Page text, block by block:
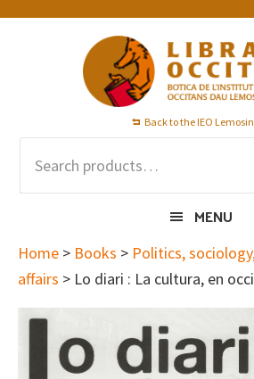
Skip
Skip
Skip
Back to the IEO
MENU
Home > Books > Politics,
affairs > Lo diari : La cultura, en